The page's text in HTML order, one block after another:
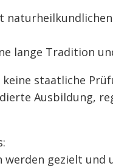
lange Tradition
staatliche
Ausbildung,
gezielt